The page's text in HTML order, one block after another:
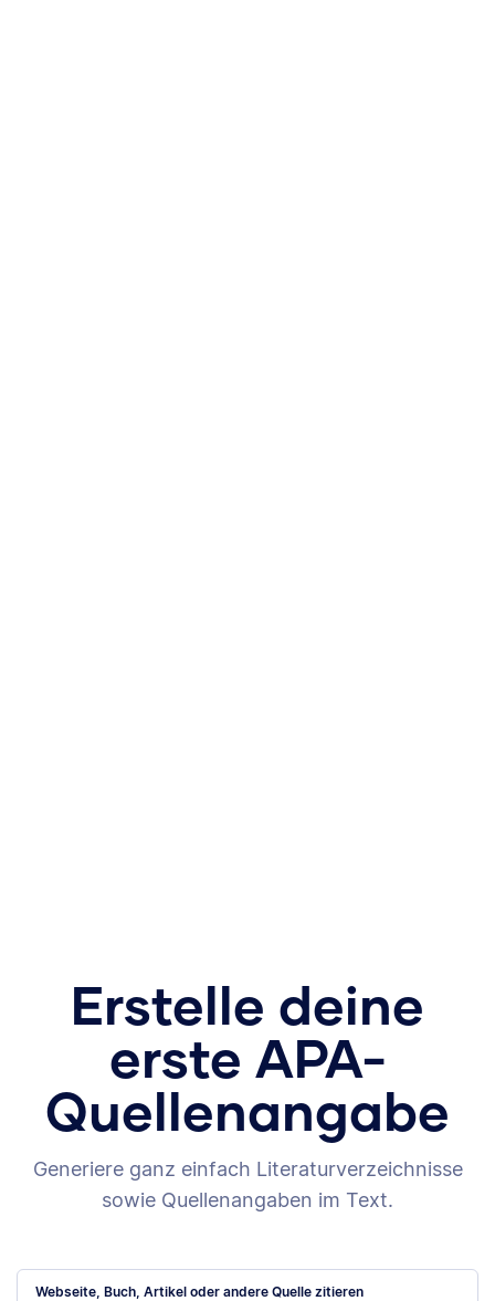
Erstelle deine
erste APA-
Quellenangabe
Generiere ganz einfach Literaturverzeichnisse
sowie Quellenangaben im Text.
Webseite, Buch, Artikel oder andere Quelle zitieren